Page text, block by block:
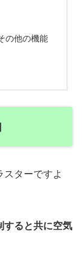
の他の機能
スターですよ
すると共に空気